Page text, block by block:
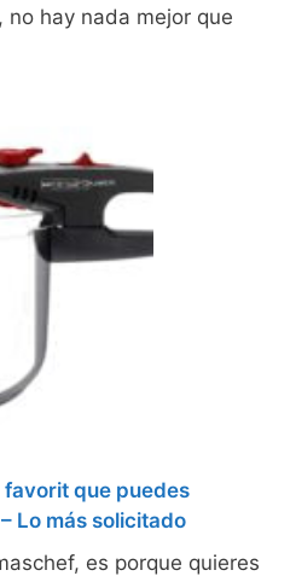
no hay nada mejor que
que puedes
Lo más solicitado
es porque quieres